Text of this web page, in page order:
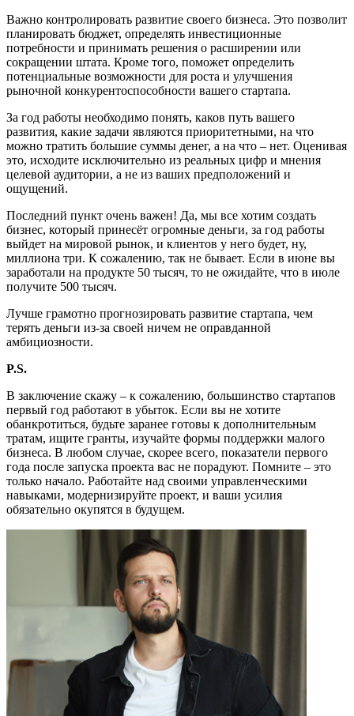
Важно контролировать развитие своего бизнеса. Это позволит
планировать бюджет, определять инвестиционные
потребности и принимать решения о расширении или
сокращении штата. Кроме того, поможет определить
потенциальные возможности для роста и улучшения
рыночной конкурентоспособности вашего стартапа.
За год работы необходимо понять, каков путь вашего
развития, какие задачи являются приоритетными, на что
можно тратить большие суммы денег, а на что – нет. Оценивая
это, исходите исключительно из реальных цифр и мнения
целевой аудитории, а не из ваших предположений и
ощущений.
Последний пункт очень важен! Да, мы все хотим создать
бизнес, который принесёт огромные деньги, за год работы
выйдет на мировой рынок, и клиентов у него будет, ну,
миллиона три. К сожалению, так не бывает. Если в июне вы
заработали на продукте 50 тысяч, то не ожидайте, что в июле
получите 500 тысяч.
Лучше грамотно прогнозировать развитие стартапа, чем
терять деньги из-за своей ничем не оправданной
амбициозности.
P.S.
В заключение скажу – к сожалению, большинство стартапов
первый год работают в убыток. Если вы не хотите
обанкротиться, будьте заранее готовы к дополнительным
тратам, ищите гранты, изучайте формы поддержки малого
бизнеса. В любом случае, скорее всего, показатели первого
года после запуска проекта вас не порадуют. Помните – это
только начало. Работайте над своими управленческими
навыками, модернизируйте проект, и ваши усилия
обязательно окупятся в будущем.